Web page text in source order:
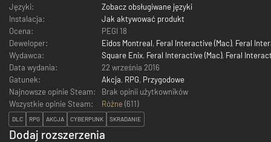
Języki:
Zobacz obsługiwane języki
Instalacja:
Jak aktywować produkt
Ocena:
PEGI 18
Deweloper:
Eidos Montreal, Feral Interactive (Mac), Feral
Wydawca:
Square Enix, Feral Interactive (Mac), Feral
Data wydania:
22 września 2016
Gatunek:
Akcja, RPG, Przygodowe
Najnowsze opinie Steam:
Brak opinii użytkowników
Wszystkie opinie Steam:
Różne (611)
DLC RPG AKCJA CYBERPUNK SKRADANIE
Dodaj rozszerzenia